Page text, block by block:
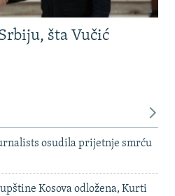
šta Vučić
osudila prijetnje smrću
Kosova odložena, Kurti